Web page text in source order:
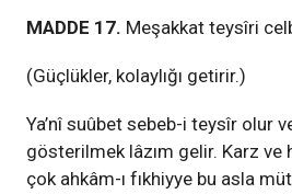
MADDE 17. Meşakkat teysîri
(Güçlükler, kolaylığı getirir.)
Ya’nî suûbet sebeb-i teysîr olur
gösterilmek lâzım gelir. Karz ve
çok ahkâm-ı fıkhiyye bu asla